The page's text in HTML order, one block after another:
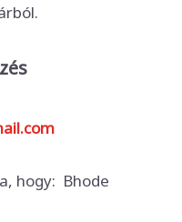
hogy: Bhode